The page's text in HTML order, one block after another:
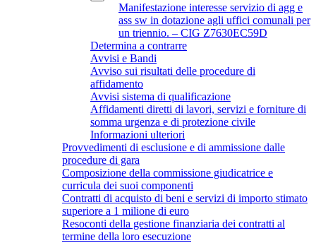
Manifestazione interesse servizio di agg e
ass sw in dotazione agli uffici comunali per
un triennio. – CIG Z7630EC59D
Determina a contrarre
Avvisi e Bandi
Avviso sui risultati delle procedure di
affidamento
Avvisi sistema di qualificazione
Affidamenti diretti di lavori, servizi e forniture di
somma urgenza e di protezione civile
Informazioni ulteriori
Provvedimenti di esclusione e di ammissione dalle
procedure di gara
Composizione della commissione giudicatrice e
curricula dei suoi componenti
Contratti di acquisto di beni e servizi di importo stimato
superiore a 1 milione di euro
Resoconti della gestione finanziaria dei contratti al
termine della loro esecuzione